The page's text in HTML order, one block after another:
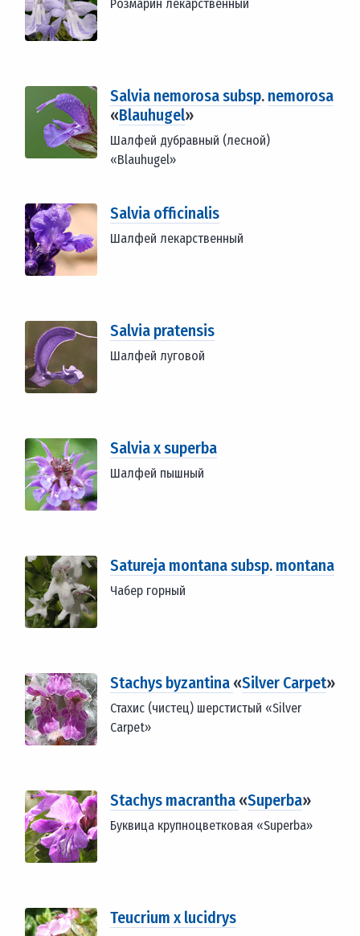
Розмарин лекарственный
Salvia nemorosa subsp. nemorosa
«Blauhugel»
Шалфей дубравный (лесной)
«Blauhugel»
Salvia officinalis
Шалфей лекарственный
Salvia pratensis
Шалфей луговой
Salvia x superba
Шалфей пышный
Satureja montana subsp. montana
Чабер горный
Stachys byzantina «Silver Carpet»
Стахис (чистец) шерстистый «Silver
Carpet»
Stachys macrantha «Superba»
Буквица крупноцветковая «Superba»
Teucrium x lucidrys